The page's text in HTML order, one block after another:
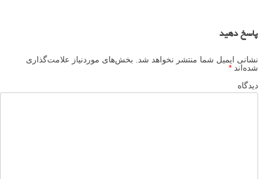
پاسخ دهید
نشانی ایمیل شما منتشر نخواهد شد.
بخش‌های موردنیاز علامت‌گذاری
شده‌اند *
دیدگاه